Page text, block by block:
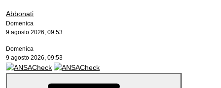
Abbonati
Domenica
9 agosto 2026, 09:53
Domenica
9 agosto 2026, 09:53